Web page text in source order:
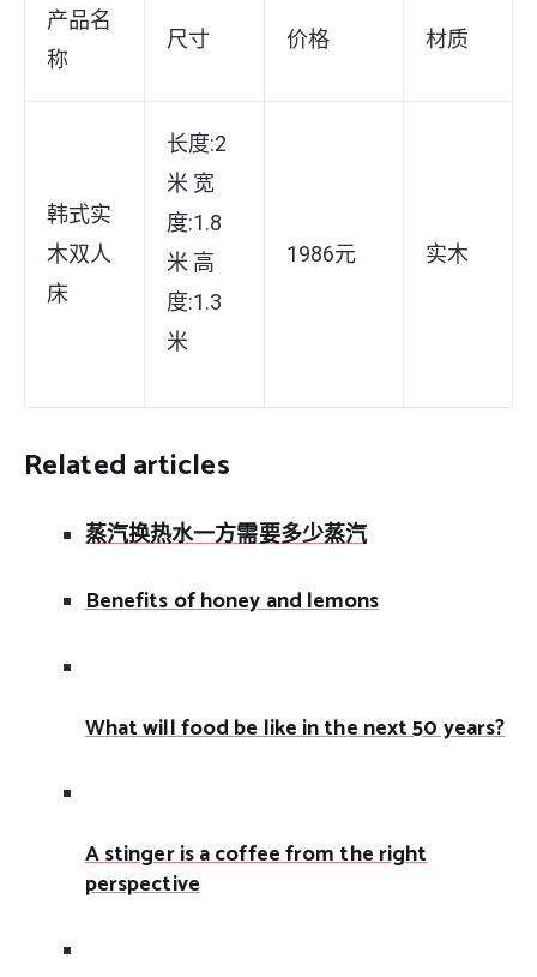
产品名
称
尺寸 价格 材质
韩式实
木双人
床
长度:2
米 宽
度:1.8
米 高
度:1.3
米
1986元 实木
Related articles
蒸汽换热水一方需要多少蒸汽
Benefits of honey and lemons
What will food be like in the next 50 years?
A stinger is a coffee from the right
perspective